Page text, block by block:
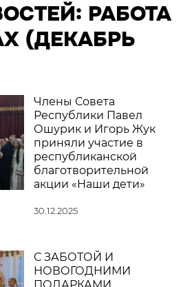
РАБОТА
(ДЕКАБРЬ
Члены Совета
Республики Павел
Ошурик и Игорь Жук
приняли участие в
республиканской
благотворительной
акции «Наши дети»
30.12.2025
С ЗАБОТОЙ И
НОВОГОДНИМИ